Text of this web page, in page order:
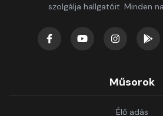
szolgálja hallgatóit. Minden
Műsorok
Élő adás